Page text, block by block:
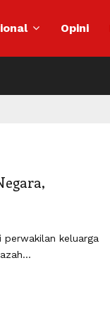
Opini
perwakilan keluarga